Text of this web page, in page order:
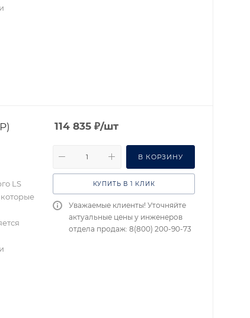
LS
114 835 ₽/шт
В КОРЗИНУ
КУПИТЬ В 1 КЛИК
Уважаемые клиенты! Уточняйте
актуальные цены у инженеров
отдела продаж: 8(800) 200-90-73